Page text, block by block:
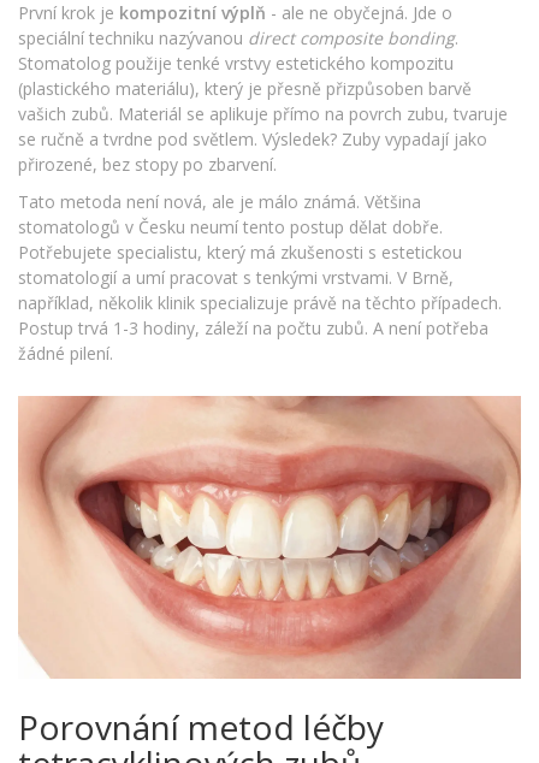
První krok je kompozitní výplň - ale ne obyčejná. Jde o
speciální techniku nazývanou direct composite bonding.
Stomatolog použije tenké vrstvy estetického kompozitu
(plastického materiálu), který je přesně přizpůsoben barvě
vašich zubů. Materiál se aplikuje přímo na povrch zubu, tvaruje
se ručně a tvrdne pod světlem. Výsledek? Zuby vypadají jako
přirozené, bez stopy po zbarvení.
Tato metoda není nová, ale je málo známá. Většina
stomatologů v Česku neumí tento postup dělat dobře.
Potřebujete specialistu, který má zkušenosti s estetickou
stomatologií a umí pracovat s tenkými vrstvami. V Brně,
například, několik klinik specializuje právě na těchto případech.
Postup trvá 1-3 hodiny, záleží na počtu zubů. A není potřeba
žádné pilení.
Porovnání metod léčby